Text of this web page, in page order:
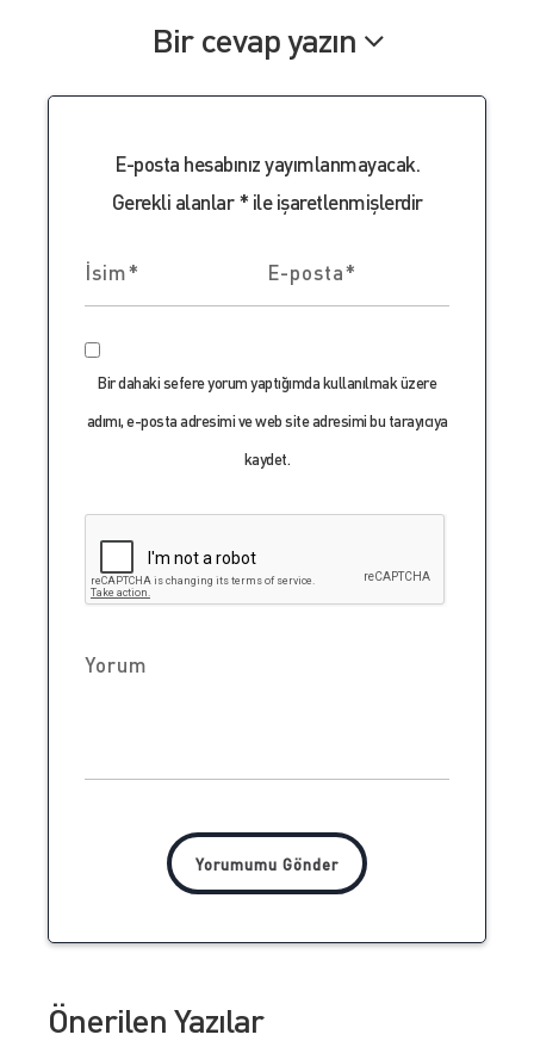
Bir cevap yazın
E-posta hesabınız yayımlanmayacak.
Gerekli alanlar* ile işaretlenmişlerdir
Bir dahaki sefere yorum yaptığımda kullanılmak üzere
adımı, e-posta adresimi ve web site adresimi bu tarayıcıya
kaydet.
Önerilen Yazılar